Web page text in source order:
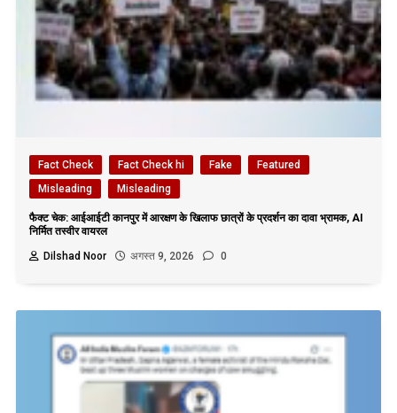
Fact Check Fact Check hi Fake
Featured
Misleading
Misleading
फैक्ट चेक: आईआईटी कानपुर में आरक्षण के खिलाफ छात्रों के प्रदर्शन का दावा भ्रामक, AI
निर्मित तस्वीर वायरल
Dilshad Noor
अगस्त 9, 2026 0